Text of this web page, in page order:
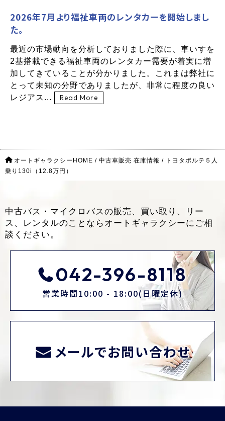
2026年7月より福祉車両のレンタカーを開始しまし
た。
最近の市場動向を分析しておりました際に、車いすを
2基搭載できる福祉車両のレンタカー需要が着実に増
加してきていることが分かりました。これまは弊社に
とって未知の分野でありましたが、非常に程度の良い
レジアス...
Read More
オートギャラクシーHOME / 中古車販売 在庫情報 /
トヨタポルテ５人
乗り130i（12.8万円）
中古バス・マイクロバスの販売、買い取り、リー
ス、レンタルのことなら オートギャラクシーにご相
談ください。
042-396-8118
営業時間10:00 - 18:00(日曜定休)
メールでお問い合わせ